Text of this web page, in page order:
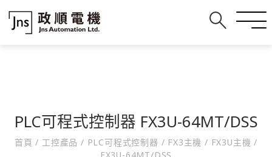
PLC可程式控制器 FX3U-64MT/DSS
首頁/ 工控產品 / PLC可程式控制器 / FX3主機/ FX3U主機/